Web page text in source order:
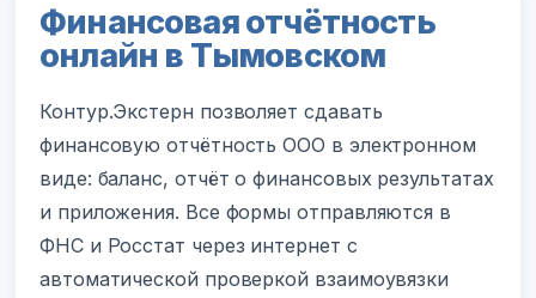
Финансовая отчётность
онлайн в Тымовском
Контур.Экстерн позволяет сдавать
финансовую отчётность ООО в электронном
виде: баланс, отчёт о финансовых результатах
и приложения. Все формы отправляются в
ФНС и Росстат через интернет с
автоматической проверкой взаимоувязки